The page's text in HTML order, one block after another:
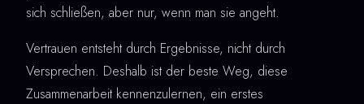
sich schließen, aber nur, wenn man sie angeht.
Vertrauen entsteht durch Ergebnisse, nicht durch
Versprechen. Deshalb ist der beste Weg, diese
Zusammenarbeit kennenzulernen, ein erstes